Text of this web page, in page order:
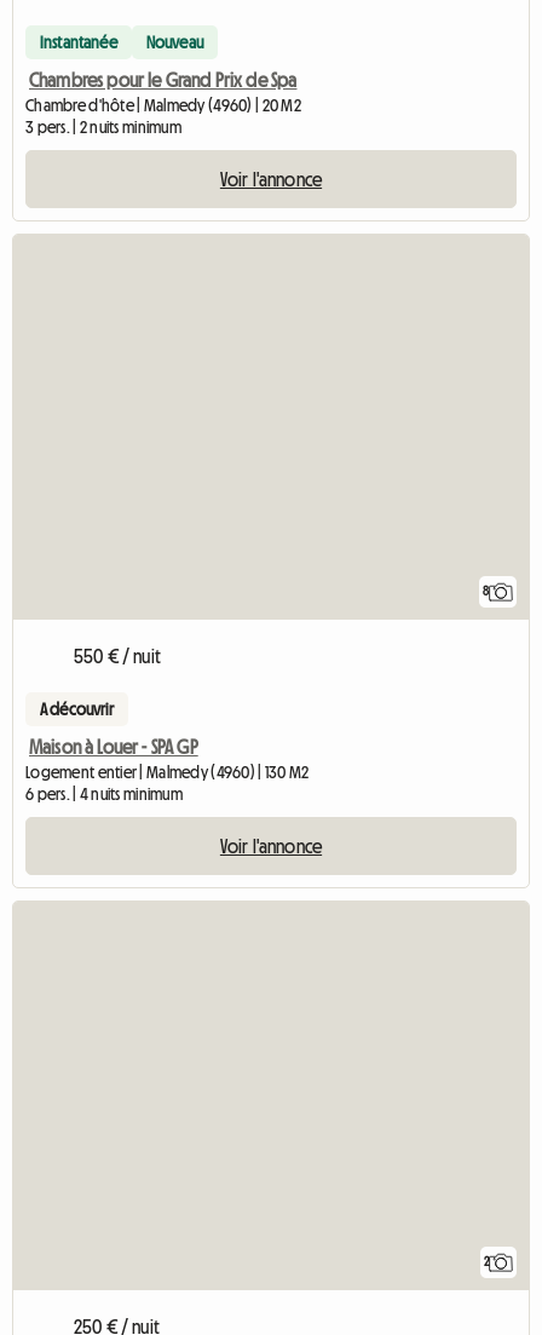
Instantanée Nouveau
Chambres pour le Grand Prix de Spa
Chambre d'hôte | Malmedy (4960) | 20 M2
3 pers. | 2 nuits minimum
Voir l'annonce
8
550 € / nuit
A découvrir
Maison à Louer - SPA GP
Logement entier | Malmedy (4960) | 130 M2
6 pers. | 4 nuits minimum
Voir l'annonce
2
250 € / nuit